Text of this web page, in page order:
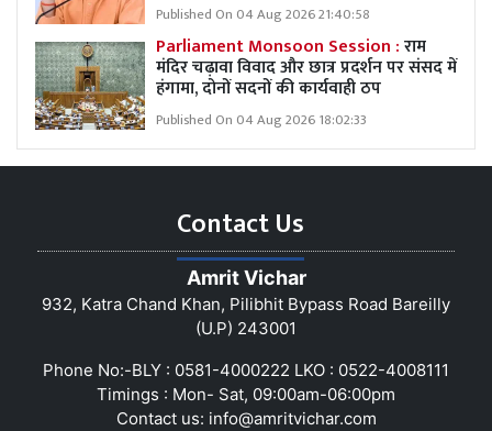
Published On 04 Aug 2026 21:40:58
Parliament Monsoon Session :राम
मंदिर चढ़ावा विवाद और छात्र प्रदर्शन पर संसद में
हंगामा, दोनों सदनों की कार्यवाही ठप
Published On 04 Aug 2026 18:02:33
Contact Us
Amrit Vichar
932, Katra Chand Khan, Pilibhit Bypass Road Bareilly
(U.P) 243001
Phone No:-BLY : 0581-4000222 LKO : 0522-4008111
Timings : Mon- Sat, 09:00am-06:00pm
Contact us: info@amritvichar.com